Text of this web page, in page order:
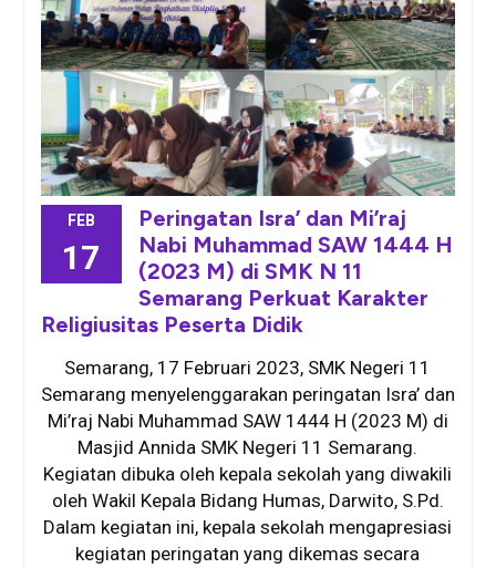
FEB
17
Peringatan Isra’ dan Mi’raj
Nabi Muhammad SAW 1444 H
(2023 M) di SMK N 11
Semarang Perkuat Karakter
Religiusitas Peserta Didik
Semarang, 17 Februari 2023, SMK Negeri 11
Semarang menyelenggarakan peringatan Isra’ dan
Mi’raj Nabi Muhammad SAW 1444 H (2023 M) di
Masjid Annida SMK Negeri 11 Semarang.
Kegiatan dibuka oleh kepala sekolah yang diwakili
oleh Wakil Kepala Bidang Humas, Darwito, S.Pd.
Dalam kegiatan ini, kepala sekolah mengapresiasi
kegiatan peringatan yang dikemas secara